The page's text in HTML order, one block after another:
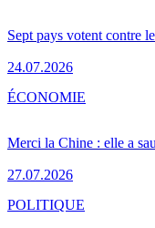
Sept pays votent contre
24.07.2026
Merci la Chine : elle a
27.07.2026
ÉCONOMIE
POLITIQUE